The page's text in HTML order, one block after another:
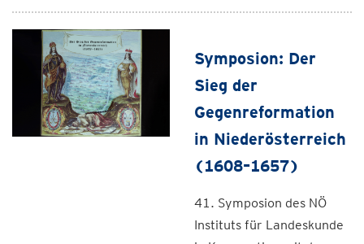
Symposion: Der
Sieg der
Gegenreformation
in Niederösterreich
(1608–1657)
41. Symposion des NÖ
Instituts für Landeskunde